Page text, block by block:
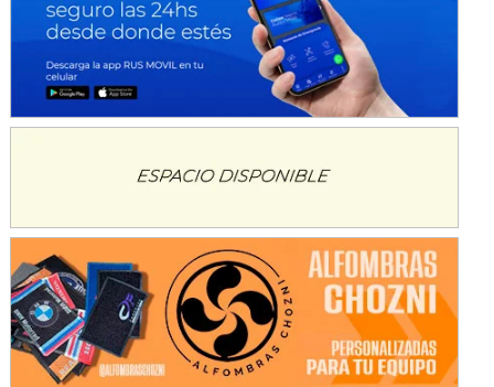
Baradero (Buenos Aires)
Ciudad de Trenque Lauquen (Asfalto)
Trenque Lauquen (Buenos Aires)
ENTRERRIANO - F6 (POSTERGADA)
Villaguay (Entre Ríos)
El Cerro (Tierra)
Victoria (Entre Ríos)
PATAGONICO - F6
Moto Club Reginense (Tierra)
Gral. E. Godoy (Río Negro)
CSK - F7